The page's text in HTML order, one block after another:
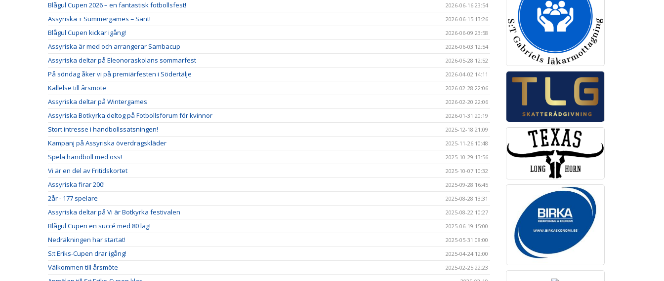
Blågul Cupen 2026 – en fantastisk fotbollsfest! 2026-06-16 23:54
Assyriska + Summergames = Sant! 2026-06-15 13:26
Blågul Cupen kickar igång! 2026-06-09 23:58
Assyriska är med och arrangerar Sambacup 2026-06-03 12:54
Assyriska deltar på Eleonoraskolans sommarfest 2026-05-28 12:52
På söndag åker vi på premiärfesten i Södertälje 2026-04-02 14:11
Kallelse till årsmöte 2026-02-28 22:06
Assyriska deltar på Wintergames 2026-02-20 22:06
Assyriska Botkyrka deltog på Fotbollsforum för kvinnor 2026-01-31 20:19
Stort intresse i handbollssatsningen! 2025-12-18 21:09
Kampanj på Assyriska överdragskläder 2025-11-26 10:48
Spela handboll med oss! 2025-10-29 13:56
Vi är en del av Fritidskortet 2025-10-07 10:32
Assyriska firar 200! 2025-09-28 16:45
2år - 177 spelare 2025-08-28 13:31
Assyriska deltar på Vi är Botkyrka festivalen 2025-08-22 10:27
Blågul Cupen en succé med 80 lag! 2025-06-19 15:00
Nedräkningen har startat! 2025-05-31 08:00
S:t Eriks-Cupen drar igång! 2025-04-24 12:00
Välkommen till årsmöte 2025-02-25 22:23